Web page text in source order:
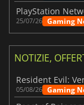
25/07/26 Gaming
NOTIZIE,
05/08/26 Gaming